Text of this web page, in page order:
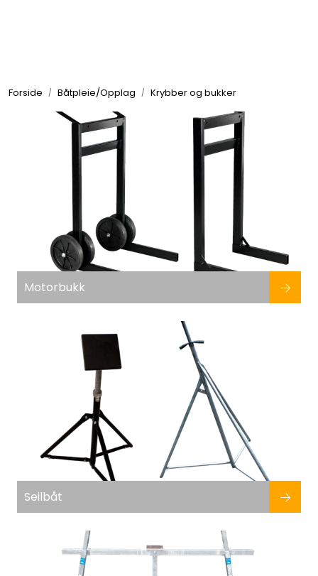
Forside Båtpleie/Opplag Krybber og bukker
Motorbukk
Seilbåt
Elektrisk
Bygg/Innredning
VVS
Motor/Styring
Fritid/Sikkerhet
Båtpleie/Opplag
Seil
Nyheter